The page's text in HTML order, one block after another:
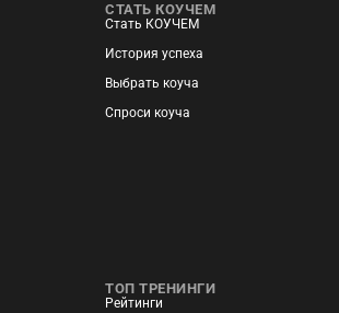
СТАТЬ КОУЧЕМ
Стать КОУЧЕМ
История успеха
Выбрать коуча
Спроси коуча
ТОП ТРЕНИНГИ
Рейтинги